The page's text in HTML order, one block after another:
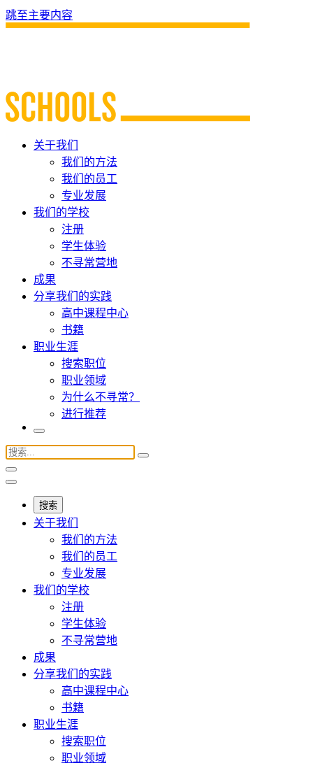
跳至主要内容
关于我们
我们的方法
我们的员工
专业发展
我们的学校
注册
学生体验
不寻常营地
成果
分享我们的实践
高中课程中心
书籍
职业生涯
搜索职位
职业领域
为什么不寻常？
进行推荐
搜索
关于我们
我们的方法
我们的员工
专业发展
我们的学校
注册
学生体验
不寻常营地
成果
分享我们的实践
高中课程中心
书籍
职业生涯
搜索职位
职业领域